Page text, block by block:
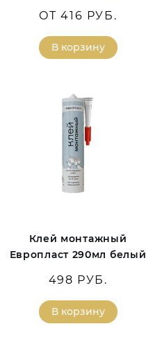
ОТ 416 РУБ.
В корзину
Клей монтажный
Европласт 290мл белый
498 РУБ.
В корзину